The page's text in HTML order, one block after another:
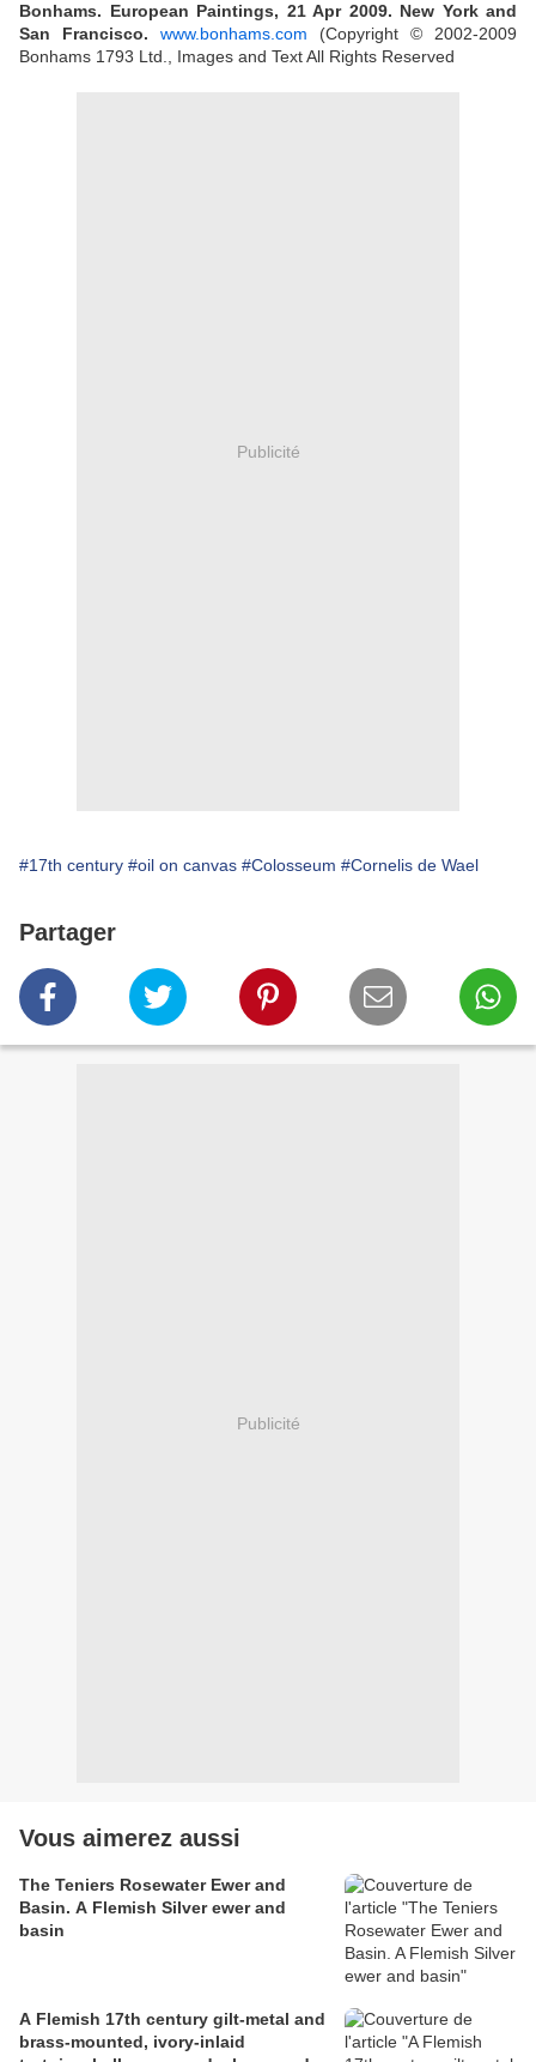
Bonhams. European Paintings, 21 Apr 2009. New York and
San Francisco. www.bonhams.com (Copyright © 2002-2009
Bonhams 1793 Ltd., Images and Text All Rights Reserved
Publicité
#17th century #oil on canvas #Colosseum #Cornelis de Wael
Partager
Publicité
Vous aimerez aussi
The Teniers Rosewater Ewer and
Basin. A Flemish Silver ewer and
basin
A Flemish 17th century gilt-metal and
brass-mounted, ivory-inlaid